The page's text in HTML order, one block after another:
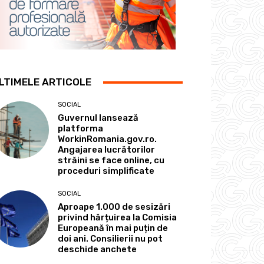
ARTICOLE
SOCIAL
Guvernul lansează
platforma
WorkinRomania.gov.ro.
Angajarea lucrătorilor
străini se face online, cu
proceduri simplificate
SOCIAL
Aproape 1.000 de sesizări
privind hărțuirea la Comisia
Europeană în mai puțin de
doi ani. Consilierii nu pot
deschide anchete